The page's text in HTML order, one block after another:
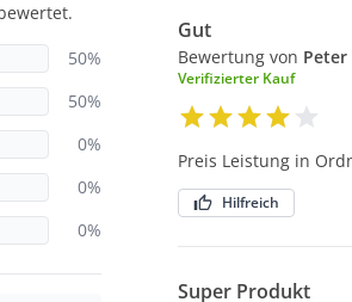
50%
50%
0%
0%
0%
Gut
Bewertung von Peter
Verifizierter Kauf
Preis Leistung in
Hilfreich
Super Produkt